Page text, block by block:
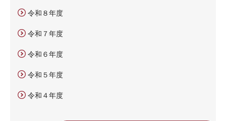
令和８年度
令和７年度
令和６年度
令和５年度
令和４年度